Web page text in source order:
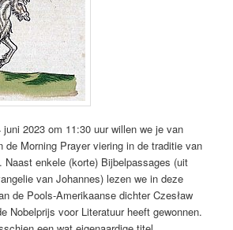
2023 om 11:30 uur willen we je van
de Morning Prayer viering in de traditie van
Naast enkele (korte) Bijbelpassages (uit
van Johannes) lezen we in deze
de Pools-Amerikaanse dichter Czesław
Nobelprijs voor Literatuur heeft gewonnen.